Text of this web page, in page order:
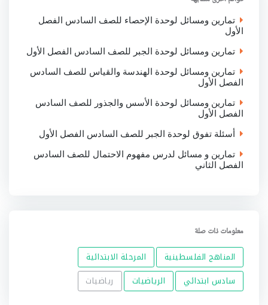
تمارين ومسائل لوحدة الإحصاء للصف السادس الفصل
الأول
تمارين ومسائل لوحدة الجبر للصف السادس الفصل الأول
تمارين ومسائل لوحدة الهندسة والقياس للصف السادس
الفصل الأول
تمارين ومسائل لوحدة الأسس والجذور للصف السادس
الفصل الأول
أسئلة تفوق لوحدة الجبر للصف السادس الفصل الأول
تمارين و مسائل لدرس مفهوم الاحتمال للصف السادس
الفصل الثاني
معلومات ذات صلة
المناهج الفلسطينية
المرحلة الابتدائية
سادس ابتدائي
الرياضيات رياضيات